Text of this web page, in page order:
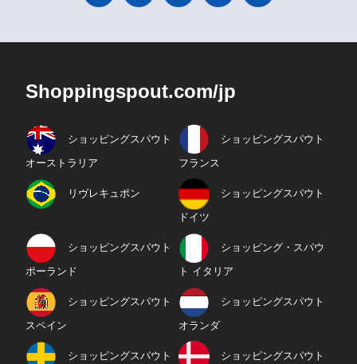
Shoppingspout.com/jp
ショッピングスパウト
オーストラリア
ショッピングスパウト
フランス
リヴレキュポン ショッピングスパウト
ドイツ
ショッピングスパウト
ポーランド
ショッピング・スパウ
ト イタリア
ショッピングスパウト
スペイン
ショッピングスパウト
オランダ
ショッピングスパウト ショッピングスパウト